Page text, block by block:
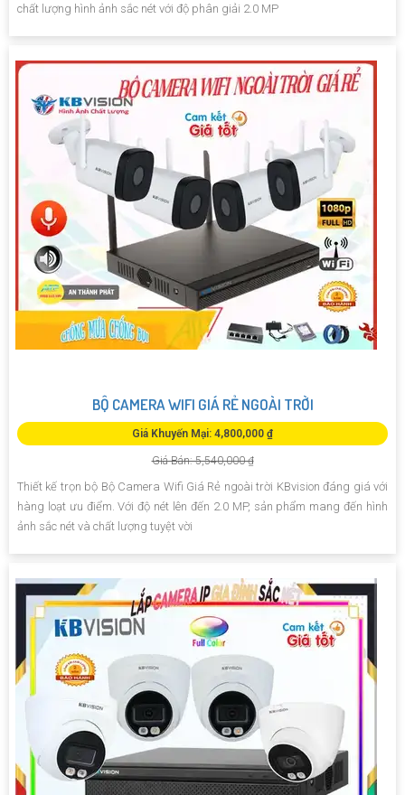
chất lượng hình ảnh sắc nét với độ phân giải 2.0 MP
BỘ CAMERA WIFI GIÁ RẺ NGOÀI TRỜI
Giá Khuyến Mại: 4,800,000 ₫
Giá Bán: 5,540,000 ₫
Thiết kế trọn bộ Bộ Camera Wifi Giá Rẻ ngoài trời KBvision đáng giá với
hàng loạt ưu điểm. Với độ nét lên đến 2.0 MP, sản phẩm mang đến hình
ảnh sắc nét và chất lượng tuyệt vời